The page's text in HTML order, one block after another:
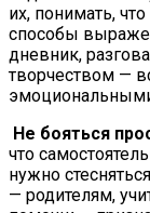
их, понимать,
способы
дневник,
творчеством —
Не бояться
что
нужно
— родителям,